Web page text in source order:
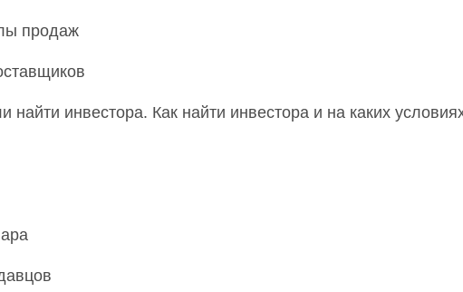
продаж
найти инвестора. Как найти инвестора и на каких